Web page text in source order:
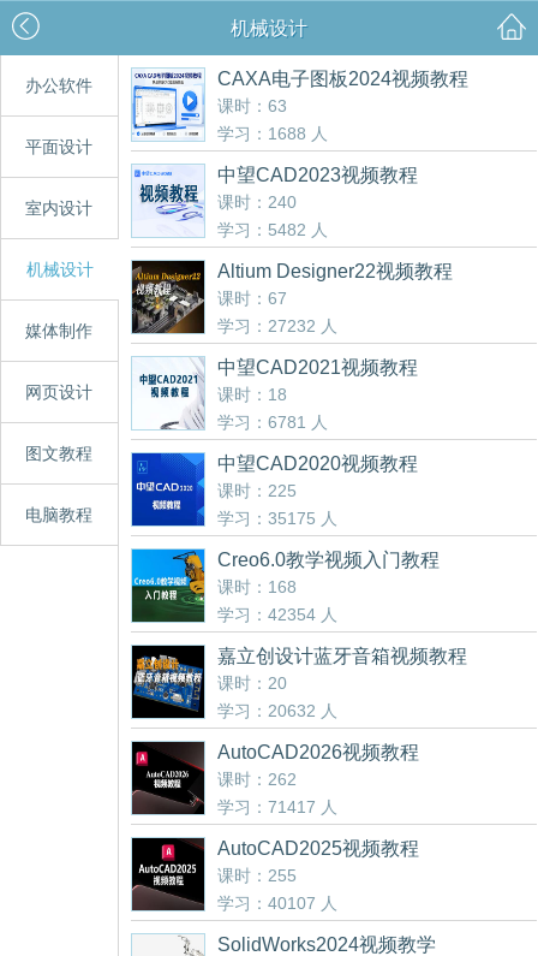
机械设计
办公软件
平面设计
室内设计
机械设计
媒体制作
网页设计
图文教程
电脑教程
CAXA电子图板2024视频教程
课时：63
学习：1688 人
中望CAD2023视频教程
课时：240
学习：5482 人
Altium Designer22视频教程
课时：67
学习：27232 人
中望CAD2021视频教程
课时：18
学习：6781 人
中望CAD2020视频教程
课时：225
学习：35175 人
Creo6.0教学视频入门教程
课时：168
学习：42354 人
嘉立创设计蓝牙音箱视频教程
课时：20
学习：20632 人
AutoCAD2026视频教程
课时：262
学习：71417 人
AutoCAD2025视频教程
课时：255
学习：40107 人
SolidWorks2024视频教学